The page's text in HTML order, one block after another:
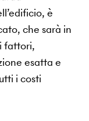
è
che sarà in
fattori,
esatta e
i costi